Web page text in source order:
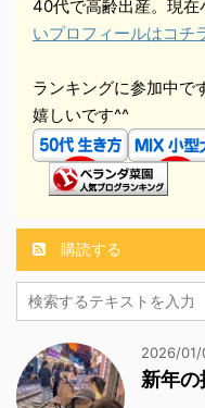
40代で高齢出産。現在
いプロフィールはコチ
ランキングに参加中で
嬉しいです^^
購読する
2026/01/
新年の